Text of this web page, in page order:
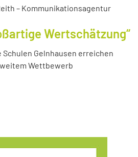
– Kommunikationsagentur
Wertschätzung“
Gelnhausen erreichen
Wettbewerb